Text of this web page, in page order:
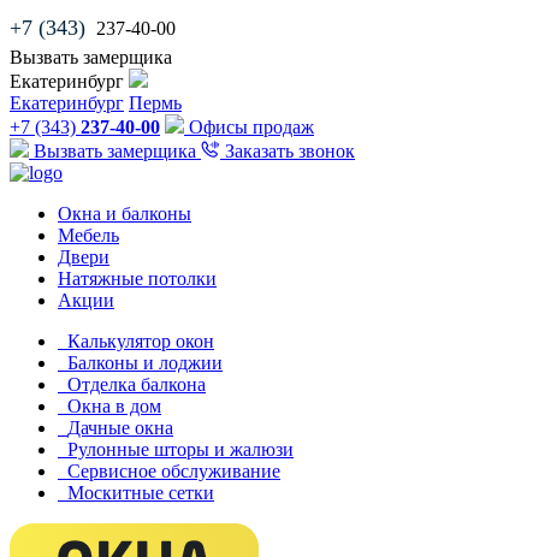
+7 (343) 237-40-00
Вызвать замерщика
Екатеринбург
Екатеринбург Пермь
+7 (343) 237-40-00
Офисы продаж
Вызвать замерщика
Заказать звонок
Окна и балконы
Мебель
Двери
Натяжные потолки
Акции
Калькулятор окон
Балконы и лоджии
Отделка балкона
Окна в дом
Дачные окна
Рулонные шторы и жалюзи
Сервисное обслуживание
Москитные сетки